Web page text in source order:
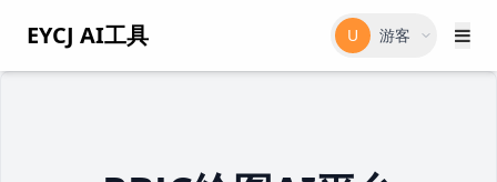
EYCJ AI工具 U 游客